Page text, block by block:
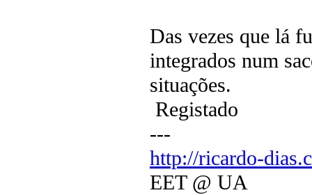
Das vezes que lá
integrados num
situações.
Registado
---
http://ricardo-
EET @ UA